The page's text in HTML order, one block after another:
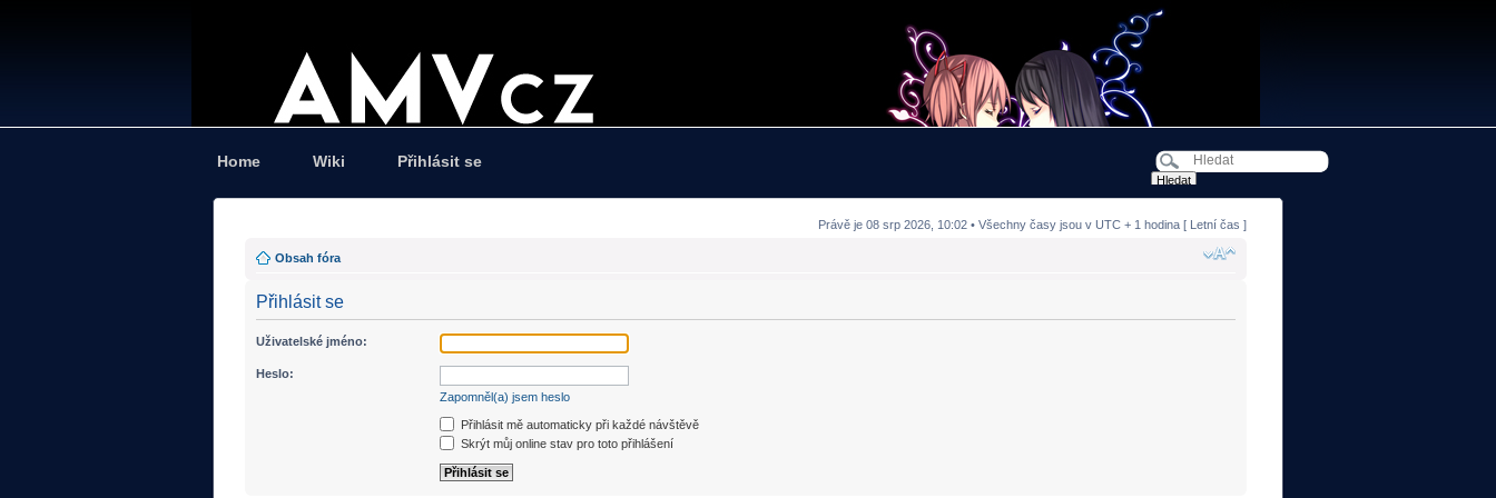
Home Wiki Přihlásit se
Právě je 08 srp 2026, 10:02 • Všechny časy jsou v UTC + 1 hodina [ Letní čas ]
Obsah fóra
Přihlásit se
Uživatelské jméno:
Heslo:
Zapomněl(a) jsem heslo
Přihlásit mě automaticky při každé návštěvě
Skrýt můj online stav pro toto přihlášení